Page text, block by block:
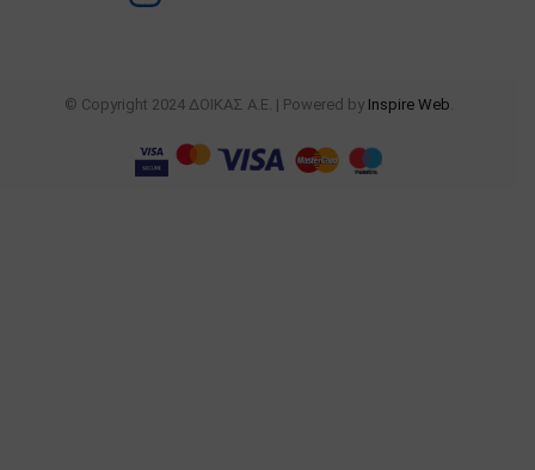
© Copyright 2024 ΔΟΙΚΑΣ Α.Ε. | Powered by Inspire Web